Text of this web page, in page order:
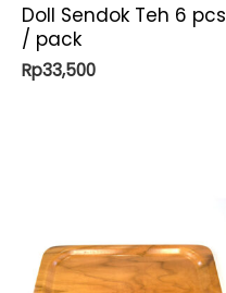
Doll Sendok Teh 6 pcs
/ pack
Rp33,500